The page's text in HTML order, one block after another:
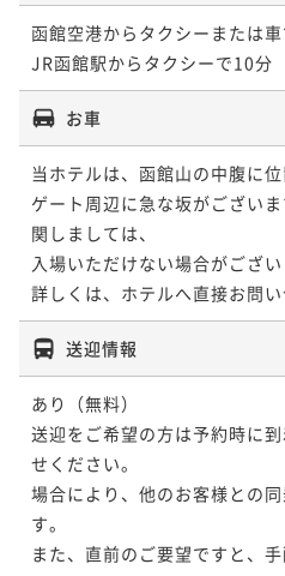
函館空港からタクシーまたは
JR函館駅からタクシーで10分
お車
当ホテルは、函館山の中腹に位
ゲート周辺に急な坂がござい
関しましては、
入場いただけない場合がござい
詳しくは、ホテルへ直接お問い
送迎情報
あり（無料）
送迎をご希望の方は予約時に
せください。
場合により、他のお客様との
す。
また、直前のご要望ですと、